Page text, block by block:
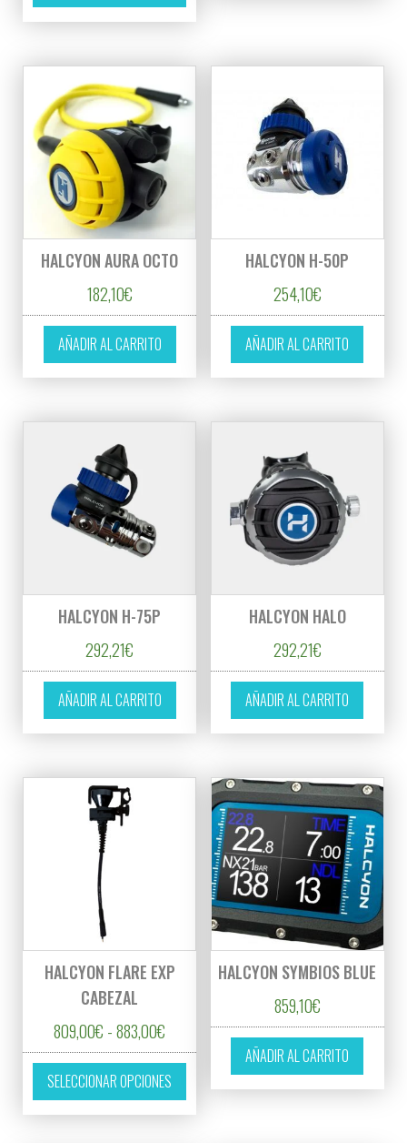
HALCYON AURA OCTO
182,10€
AÑADIR AL CARRITO
HALCYON H-50P
254,10€
AÑADIR AL CARRITO
HALCYON H-75P
292,21€
AÑADIR AL CARRITO
HALCYON HALO
292,21€
AÑADIR AL CARRITO
HALCYON FLARE EXP
CABEZAL
809,00€ -883,00€ Rango de precios: desde 809,00€ hasta
SELECCIONAR OPCIONES
Este producto tiene múltiples variantes.
HALCYON SYMBIOS BLUE
859,10€
AÑADIR AL CARRITO